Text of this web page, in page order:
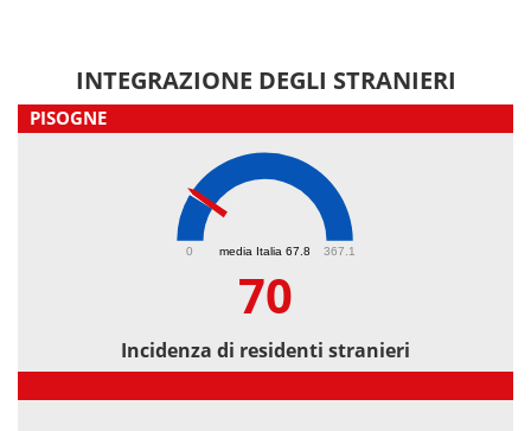
INTEGRAZIONE DEGLI STRANIERI
PISOGNE
media Italia 67.8
0 367.1
70
Incidenza di residenti stranieri